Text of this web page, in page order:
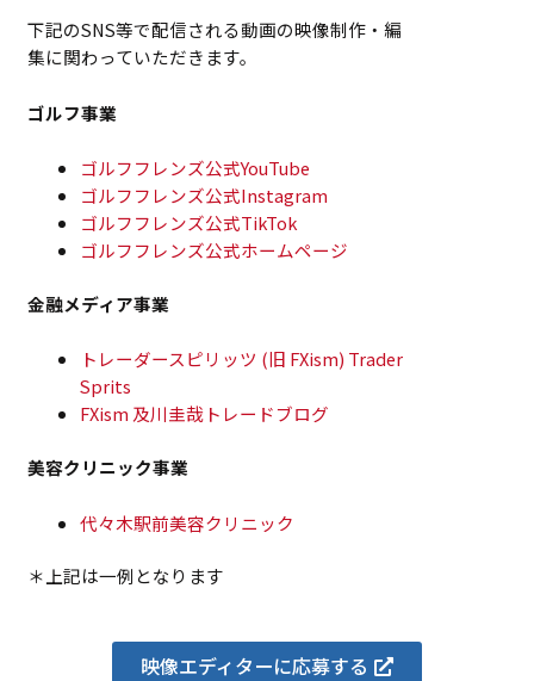
下記のSNS等で配信される動画の映像制作・編
集に関わっていただきます。
ゴルフ事業
ゴルフフレンズ公式YouTube
ゴルフフレンズ公式Instagram
ゴルフフレンズ公式TikTok
ゴルフフレンズ公式ホームページ
金融メディア事業
トレーダースピリッツ (旧 FXism) Trader
Sprits
FXism 及川圭哉トレードブログ
美容クリニック事業
代々木駅前美容クリニック
＊上記は一例となります
映像エディターに応募する